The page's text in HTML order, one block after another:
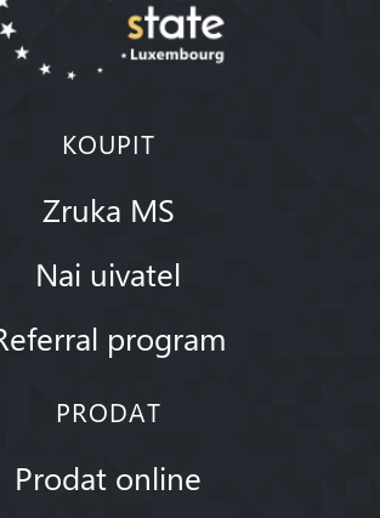
KOUPIT
Zruka MS
Nai uivatel
program
PRODAT
Prodat online